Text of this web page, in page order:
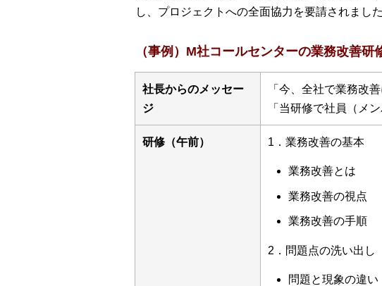
し、プロジェクトへの全面協力を要請されました
（事例）M社コールセンターの業務改善
社長からのメッセー
ジ
「今、全社で業務改
「当研修で社員（メ
研修（午前） 1．業務改善の基本
業務改善とは
業務改善の視点
業務改善の手順
2．問題点の洗い出し
問題と現象の違い